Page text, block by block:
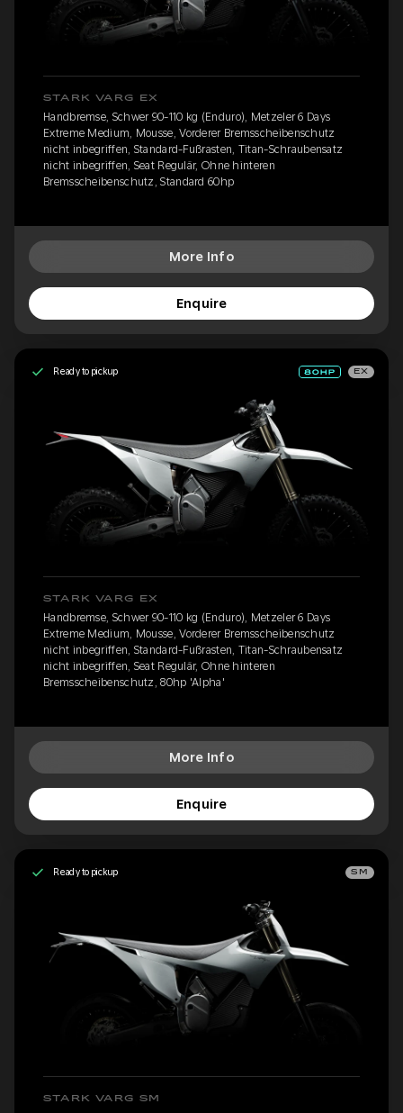
STARK VARG EX
Handbremse, Schwer 90-110 kg (Enduro), Metzeler 6 Days
Extreme Medium, Mousse, Vorderer Bremsscheibenschutz
nicht inbegriffen, Standard-Fußrasten, Titan-Schraubensatz
nicht inbegriffen, Seat Regulär, Ohne hinteren
Bremsscheibenschutz, Standard 60hp
More Info
Enquire
Ready to pickup EX
STARK VARG EX
Handbremse, Schwer 90-110 kg (Enduro), Metzeler 6 Days
Extreme Medium, Mousse, Vorderer Bremsscheibenschutz
nicht inbegriffen, Standard-Fußrasten, Titan-Schraubensatz
nicht inbegriffen, Seat Regulär, Ohne hinteren
Bremsscheibenschutz, 80hp 'Alpha'
More Info
Enquire
Ready to pickup SM
STARK VARG SM